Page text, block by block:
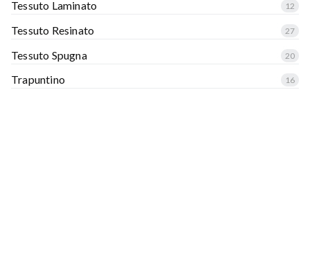
Tessuto Laminato 12
Tessuto Resinato 27
Tessuto Spugna 20
Trapuntino 16